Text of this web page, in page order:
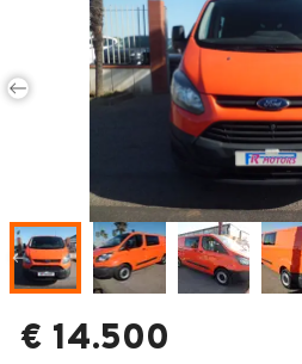
Noleggio a lungo termine
Auto d'epoca
Veicoli Commerciali
Concessionari
€ 14.500